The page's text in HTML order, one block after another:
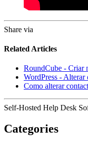
Share via
Related Articles
RoundCube - Criar
WordPress - Alterar
Como alterar
Self-Hosted Help Desk
Categories